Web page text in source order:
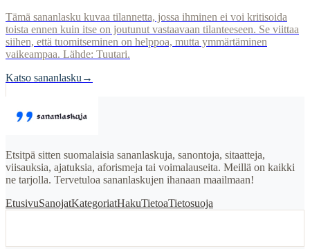
Tämä sananlasku kuvaa tilannetta, jossa ihminen ei voi kritisoida
toista ennen kuin itse on joutunut vastaavaan tilanteeseen. Se viittaa
siihen, että tuomitseminen on helppoa, mutta ymmärtäminen
vaikeampaa. Lähde: Tuutari.
Katso sananlasku →
Etsitpä sitten suomalaisia sananlaskuja, sanontoja, sitaatteja,
viisauksia, ajatuksia, aforismeja tai voimalauseita. Meillä on kaikki
ne tarjolla. Tervetuloa sananlaskujen ihanaan maailmaan!
EtusivuSanojatKategoriatHakuTietoaTietosuoja